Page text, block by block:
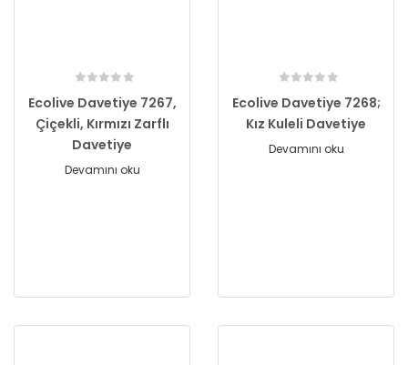
Ecolive Davetiye 7267,
Çiçekli, Kırmızı Zarflı
Davetiye
Devamını oku
Ecolive Davetiye 7268;
Kız Kuleli Davetiye
Devamını oku